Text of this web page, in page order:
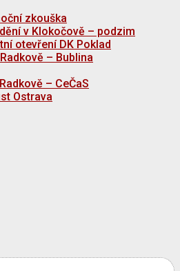
zkouška
v Klokočově – podzim
otevření DK Poklad
– Bublina
– CeČaS
Ostrava